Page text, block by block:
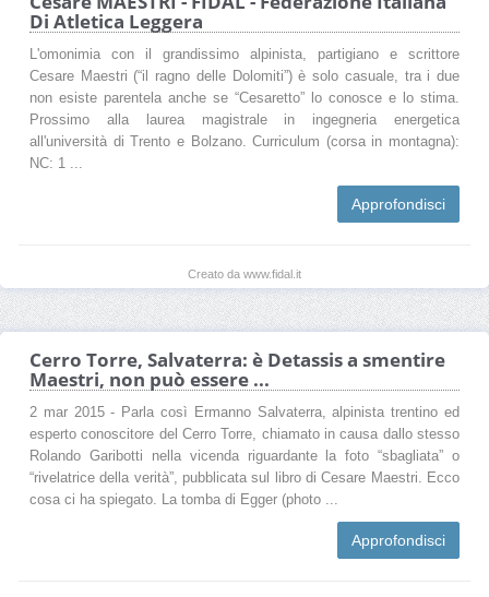
Di Atletica Leggera
L'omonimia con il grandissimo alpinista, partigiano e scrittore
Cesare Maestri (“il ragno delle Dolomiti”) è solo casuale, tra i due
non esiste parentela anche se “Cesaretto” lo conosce e lo stima.
Prossimo alla laurea magistrale in ingegneria energetica
all'università di Trento e Bolzano. Curriculum (corsa in montagna):
NC: 1 ...
Approfondisci
Creato da www.fidal.it
Cerro Torre, Salvaterra: è Detassis a smentire
Maestri, non può essere ...
2 mar 2015 - Parla così Ermanno Salvaterra, alpinista trentino ed
esperto conoscitore del Cerro Torre, chiamato in causa dallo stesso
Rolando Garibotti nella vicenda riguardante la foto “sbagliata” o
“rivelatrice della verità”, pubblicata sul libro di Cesare Maestri. Ecco
cosa ci ha spiegato. La tomba di Egger (photo ...
Approfondisci